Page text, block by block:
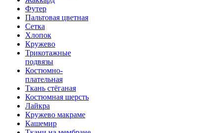
Футер
Пальтовая цветная
Сетка
Хлопок
Кружево
Трикотажные
подвязы
Костюмно-
плательная
Ткань стёганая
Костюмная шерсть
Лайкра
Кружево макраме
Кашемир